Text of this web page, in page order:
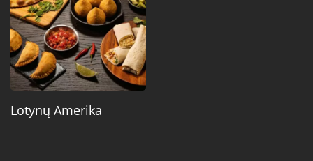
Lotynų Amerika